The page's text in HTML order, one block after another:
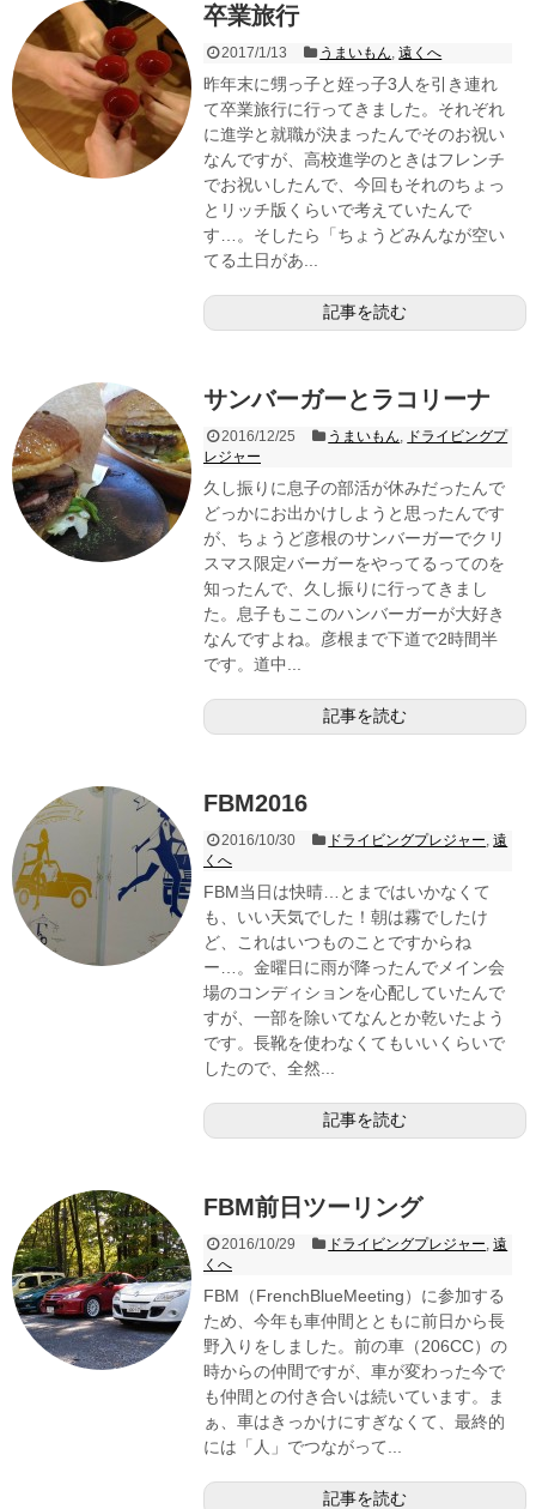
卒業旅行
2017/1/13 うまいもん,遠くへ
昨年末に甥っ子と姪っ子3人を引き連れ
て卒業旅行に行ってきました。それぞれ
に進学と就職が決まったんでそのお祝い
なんですが、高校進学のときはフレンチ
でお祝いしたんで、今回もそれのちょっ
とリッチ版くらいで考えていたんで
す…。そしたら「ちょうどみんなが空い
てる土日があ...
記事を読む
サンバーガーとラコリーナ
2016/12/25 うまいもん, ドライビングプ
レジャー
久し振りに息子の部活が休みだったんで
どっかにお出かけしようと思ったんです
が、ちょうど彦根のサンバーガーでクリ
スマス限定バーガーをやってるってのを
知ったんで、久し振りに行ってきまし
た。息子もここのハンバーガーが大好き
なんですよね。彦根まで下道で2時間半
です。道中...
記事を読む
FBM2016
2016/10/30 ドライビングプレジャー,遠
くへ
FBM当日は快晴…とまではいかなくて
も、いい天気でした！朝は霧でしたけ
ど、これはいつものことですからね
ー…。金曜日に雨が降ったんでメイン会
場のコンディションを心配していたんで
すが、一部を除いてなんとか乾いたよう
です。長靴を使わなくてもいいくらいで
したので、全然...
記事を読む
FBM前日ツーリング
2016/10/29 ドライビングプレジャー,遠
くへ
FBM（FrenchBlueMeeting）に参加する
ため、今年も車仲間とともに前日から長
野入りをしました。前の車（206CC）の
時からの仲間ですが、車が変わった今で
も仲間との付き合いは続いています。ま
ぁ、車はきっかけにすぎなくて、最終的
には「人」でつながって...
記事を読む